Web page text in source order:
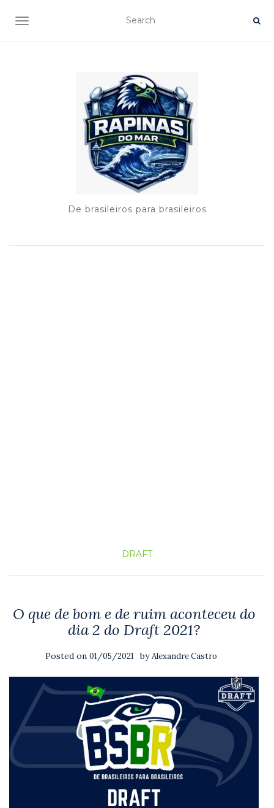
TOGGLE NAVIGATION
De brasileiros para brasileiros
DRAFT
O que de bom e de ruim aconteceu do
dia 2 do Draft 2021?
Posted on 01/05/2021 byAlexandre Castro